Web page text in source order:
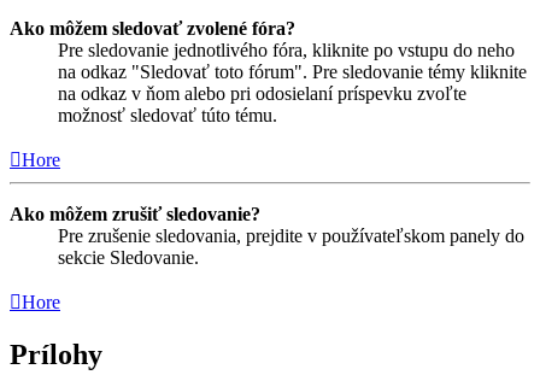
Ako môžem sledovať zvolené fóra?
Pre sledovanie jednotlivého fóra, kliknite po vstupu do neho
na odkaz "Sledovať toto fórum". Pre sledovanie témy kliknite
na odkaz v ňom alebo pri odosielaní príspevku zvoľte
možnosť sledovať túto tému.
Hore
Ako môžem zrušiť sledovanie?
Pre zrušenie sledovania, prejdite v používateľskom panely do
sekcie Sledovanie.
Hore
Prílohy